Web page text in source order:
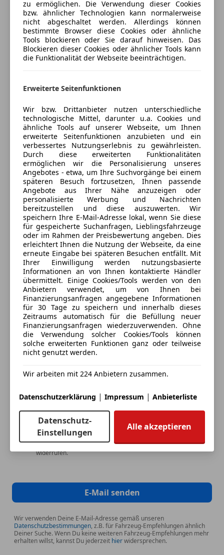
Kopfairbag
Kurvenlicht
LED-Scheinwerfer
LED-Tagfahrlicht
Notbremsassistent
Notrufsystem
Seitenairbag
Wegfahrsperre
Zentralverriegelung mit Funkfernbedienung
Extras
Alufelgen
Innenspiegel automatisch abblendend
Notrad
Scheinwerferreinigung
Spoiler
Sportfahrwerk
Sportsitze
Sprachsteuerung
Jetzt berechnen
Verkäufer Privat
Anbieter kontaktieren
Deine Nachricht
3 ähnliche Fahrzeuge gefunden
Ich erlaube den Händlern dieser
Fahrzeuge mich zu kontaktieren.
Dein Name
Deine E-Mail
Ich möchte auf meine Interessen zugeschnittene Angebote und
Neuigkeiten der AutoScout24 GmbH per E-Mail erhalten. Ich
kann dieseEinwilligungjederzeit mit Wirkung für die Zukunft
widerrufen.
E-Mail senden
Wir verwenden Deine E-Mail-Adresse gemäß unseren
Datenschutzbestimmungen, z.B. für Fahrzeug-Empfehlungen ähnlich
Deiner Suche. Wenn Du keine weiteren Fahrzeug-Empfehlungen mehr
erhalten willst, kannst Du jederzeit hierwidersprechen.
zu ermöglichen. Die Verwendung dieser Cookies
bzw. ähnlicher Technologien kann normalerweise
nicht abgeschaltet werden. Allerdings können
bestimmte Browser diese Cookies oder ähnliche
Tools blockieren oder Sie darauf hinweisen. Das
Blockieren dieser Cookies oder ähnlicher Tools kann
die Funktionalität der Webseite beeinträchtigen.
Erweiterte Seitenfunktionen
Wir bzw. Drittanbieter nutzen unterschiedliche
technologische Mittel, darunter u.a. Cookies und
ähnliche Tools auf unserer Webseite, um Ihnen
erweiterte Seitenfunktionen anzubieten und ein
verbessertes Nutzungserlebnis zu gewährleisten.
Durch diese erweiterten Funktionalitäten
ermöglichen wir die Personalisierung unseres
Angebotes - etwa, um Ihre Suchvorgänge bei einem
späteren Besuch fortzusetzen, Ihnen passende
Angebote aus Ihrer Nähe anzuzeigen oder
personalisierte Werbung und Nachrichten
bereitzustellen und diese auszuwerten. Wir
speichern Ihre E-Mail-Adresse lokal, wenn Sie diese
für gespeicherte Suchanfragen, Lieblingsfahrzeuge
oder im Rahmen der Preisbewertung angeben. Dies
erleichtert Ihnen die Nutzung der Webseite, da eine
erneute Eingabe bei späteren Besuchen entfällt. Mit
Ihrer Einwilligung werden nutzungsbasierte
Informationen an von Ihnen kontaktierte Händler
übermittelt. Einige Cookies/Tools werden von den
Anbietern verwendet, um von Ihnen bei
Finanzierungsanfragen angegebene Informationen
für 30 Tage zu speichern und innerhalb dieses
Zeitraums automatisch für die Befüllung neuer
Finanzierungsanfragen wiederzuverwenden. Ohne
die Verwendung solcher Cookies/Tools können
solche erweiterten Funktionen ganz oder teilweise
nicht genutzt werden.
Wir arbeiten mit 224 Anbietern zusammen.
Datenschutzerklärung | Impressum | Anbieterliste
Datenschutz-
Einstellungen
Alle akzeptieren